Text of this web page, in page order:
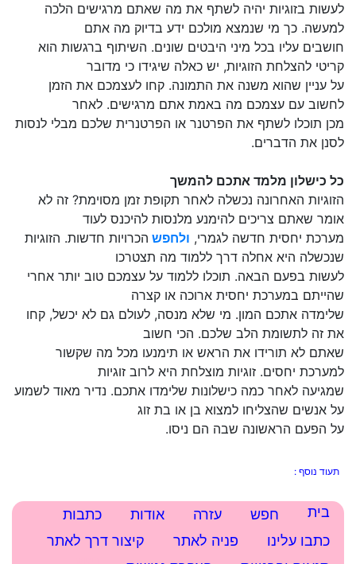
לעשות בזוגיות יהיה לשתף את מה שאתם מרגישים הלכה
למעשה. כך מי שנמצא מולכם ידע בדיוק מה אתם
חושבים עליו בכל מיני היבטים שונים. השיתוף ברגשות הוא
קריטי להצלחת הזוגיות, יש כאלה שיגידו כי מדובר
על עניין שהוא משנה את התמונה. קחו לעצמכם את הזמן
לחשוב עם עצמכם מה באמת אתם מרגישים. לאחר
מכן תוכלו לשתף את הפרטנר או הפרטנרית שלכם מבלי לנסות
לסנן את הדברים.
כל כישלון מלמד אתכם להמשך
הזוגיות האחרונה נכשלה לאחר תקופת זמן מסוימת? זה לא
אומר שאתם צריכים להימנע מלנסות להיכנס לעוד
מערכת יחסית חדשה לגמרי, ולחפש הכרויות חדשות. הזוגיות
שנכשלה היא אחלה דרך ללמוד מה תצטרכו
לעשות בפעם הבאה. תוכלו ללמוד על עצמכם טוב יותר אחרי
שהייתם במערכת יחסית ארוכה או קצרה
שלימדה אתכם המון. מי שלא מנסה, לעולם גם לא יכשל, קחו
את זה לתשומת הלב שלכם. הכי חשוב
שאתם לא תורידו את הראש או תימנעו מכל מה שקשור
למערכת יחסים. זוגיות מוצלחת היא לרוב זוגיות
שמגיעה לאחר כמה כישלונות שלימדו אתכם. נדיר מאוד לשמוע
על אנשים שהצליחו למצוא בן או בת זוג
על הפעם הראשונה שבה הם ניסו.
תעוד נוסף :
בית עזרה אודות
כתבות
כתבו עלינו